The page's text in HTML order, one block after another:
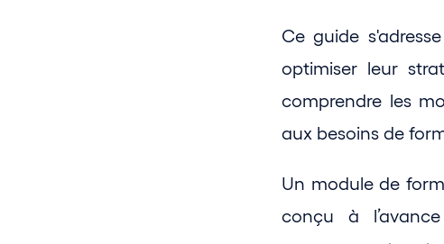
Ce guide
optimiser leur
comprendre les
aux besoins de
Un module de
conçu à